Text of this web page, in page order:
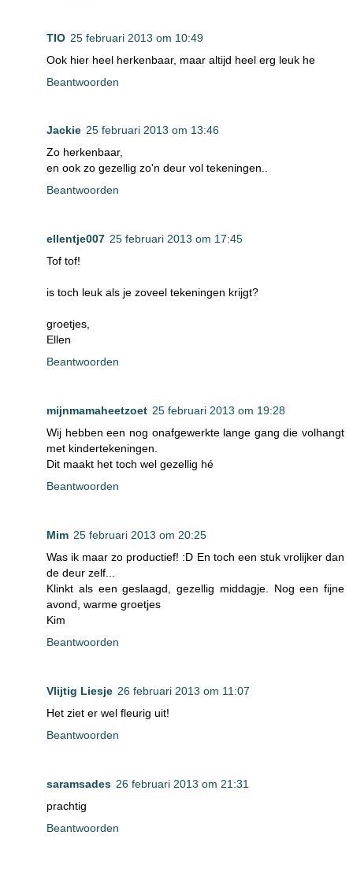
TIO 25 februari 2013 om 10:49
Ook hier heel herkenbaar, maar altijd heel erg leuk he
Beantwoorden
Jackie 25 februari 2013 om 13:46
Zo herkenbaar,
en ook zo gezellig zo'n deur vol tekeningen..
Beantwoorden
ellentje007 25 februari 2013 om 17:45
Tof tof!
is toch leuk als je zoveel tekeningen krijgt?
groetjes,
Ellen
Beantwoorden
mijnmamaheetzoet 25 februari 2013 om 19:28
Wij hebben een nog onafgewerkte lange gang die volhangt
met kindertekeningen.
Dit maakt het toch wel gezellig hé
Beantwoorden
Mim 25 februari 2013 om 20:25
Was ik maar zo productief! :D En toch een stuk vrolijker dan
de deur zelf...
Klinkt als een geslaagd, gezellig middagje. Nog een fijne
avond, warme groetjes
Kim
Beantwoorden
Vlijtig Liesje 26 februari 2013 om 11:07
Het ziet er wel fleurig uit!
Beantwoorden
saramsades 26 februari 2013 om 21:31
prachtig
Beantwoorden